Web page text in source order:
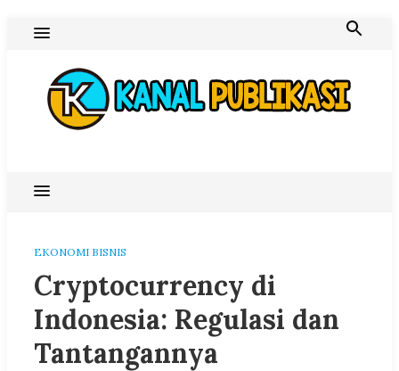
content
EKONOMI BISNIS
Cryptocurrency di
Indonesia: Regulasi dan
Tantangannya